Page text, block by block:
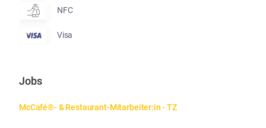
NFC
Visa
Jobs
McCafé®- & Restaurant-Mitarbeiter:in - TZ